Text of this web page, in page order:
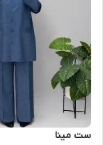
ست مینا